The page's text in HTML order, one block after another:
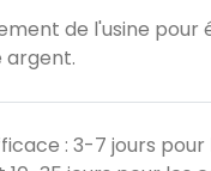
de l'usine pour
argent.
: 3-7 jours